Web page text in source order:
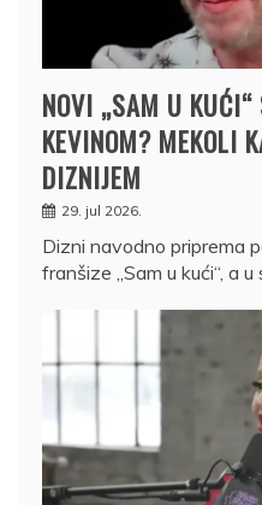
NOVI „SAM U
KEVINOM? MEKOLI
DIZNIJEM
29. jul 2026.
Dizni navodno priprema
franšize „Sam u kući“, a